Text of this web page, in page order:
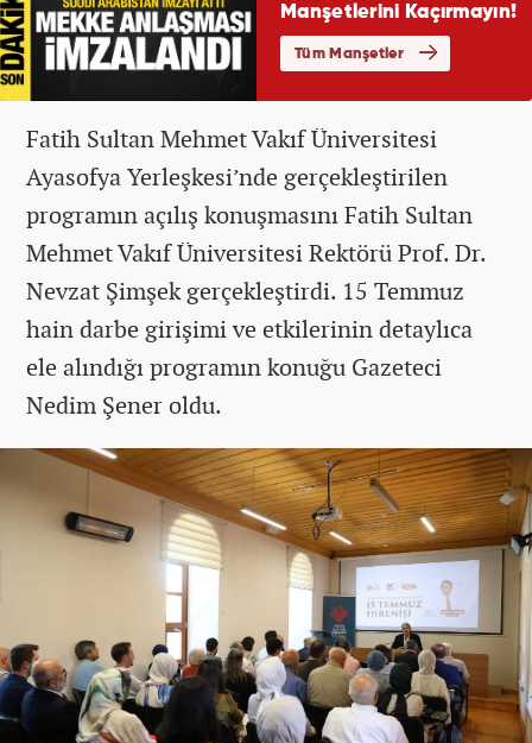
Fatih Sultan Mehmet Vakıf Üniversitesi
Ayasofya Yerleşkesi’nde gerçekleştirilen
programın açılış konuşmasını Fatih Sultan
Mehmet Vakıf Üniversitesi Rektörü Prof. Dr.
Nevzat Şimşek gerçekleştirdi. 15 Temmuz
hain darbe girişimi ve etkilerinin detaylıca
ele alındığı programın konuğu Gazeteci
Nedim Şener oldu.